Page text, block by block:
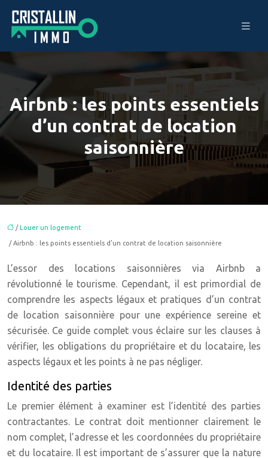
Airbnb : les points essentiels
d’un contrat de location
saisonnière
/Louer un logement
/ Airbnb : les points essentiels d’un contrat de location saisonnière
L’essor des locations saisonnières via Airbnb a
révolutionné le tourisme. Cependant, il est primordial de
comprendre les aspects légaux et pratiques d’un contrat
de location saisonnière pour une expérience sereine et
sécurisée. Ce guide complet vous éclaire sur les clauses à
vérifier, les obligations du propriétaire et du locataire, les
aspects légaux et les points à ne pas négliger.
Identité des parties
Le premier élément à examiner est l’identité des parties
contractantes. Le contrat doit mentionner clairement le
nom complet, l’adresse et les coordonnées du propriétaire
et du locataire. Il est important de s’assurer que la nature